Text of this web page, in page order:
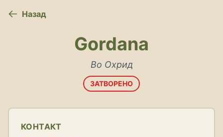
Назад
Gordana
Во Охрид
ЗАТВОРЕНО
КОНТАКТ